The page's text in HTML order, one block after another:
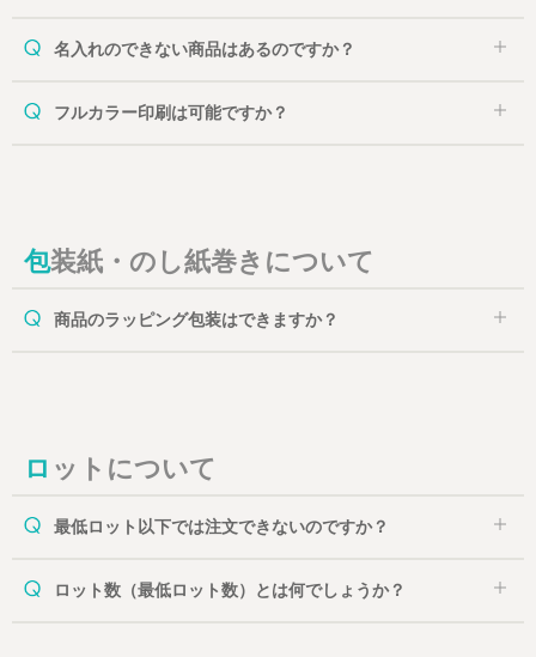
名入れのできない商品はあるのですか？
フルカラー印刷は可能ですか？
包装紙・のし紙巻きについて
商品のラッピング包装はできますか？
ロットについて
最低ロット以下では注文できないのですか？
ロット数（最低ロット数）とは何でしょうか？